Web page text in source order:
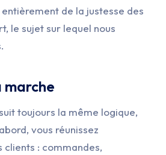
de la justesse des
le sujet sur lequel nous
marche
toujours la même logique,
vous réunissez
clients : commandes,